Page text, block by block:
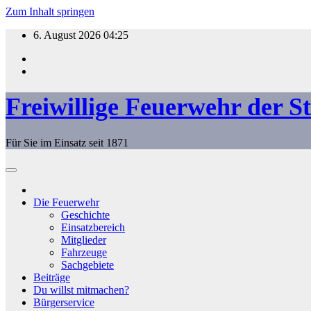
Zum Inhalt springen
6. August 2026 04:25
Freiwillige Feuerwehr der
Für Sie im Einsatz seit 1871
Die Feuerwehr
Geschichte
Einsatzbereich
Mitglieder
Fahrzeuge
Sachgebiete
Beiträge
Du willst mitmachen?
Bürgerservice